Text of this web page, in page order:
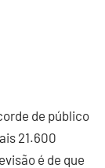
de público
21.600
é de que